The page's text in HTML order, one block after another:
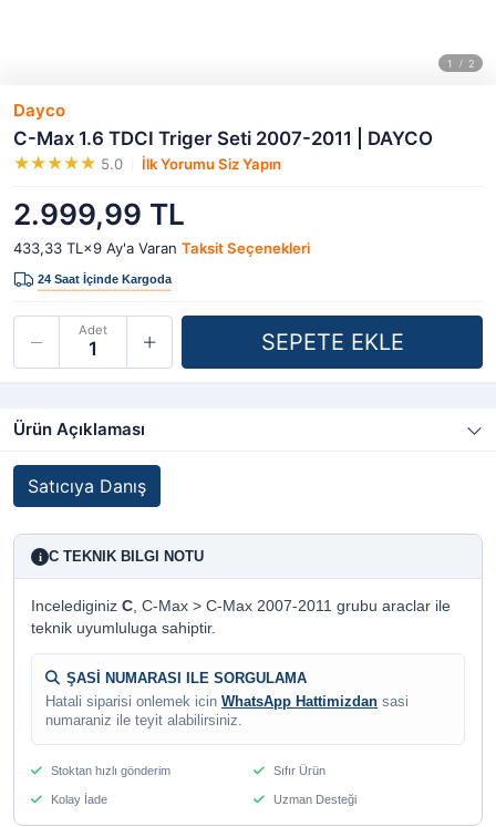
Dayco
C-Max 1.6 TDCI Triger Seti 2007-2011 | DAYCO
5.0 İlk Yorumu Siz Yapın
2.999,99 TL
433,33 TL×9 Ay'a Varan Taksit Seçenekleri
Adet
Ürün Açıklaması
Satıcıya Danış
i C TEKNIK BILGI NOTU
Incelediginiz C, C-Max > C-Max 2007-2011 grubu araclar ile
teknik uyumluluga sahiptir.
ŞASİ NUMARASI ILE SORGULAMA
Hatali siparisi onlemek icin WhatsApp Hattimizdan sasi
numaraniz ile teyit alabilirsiniz.
Stoktan hızlı gönderim Sıfır Ürün
Kolay İade Uzman Desteği